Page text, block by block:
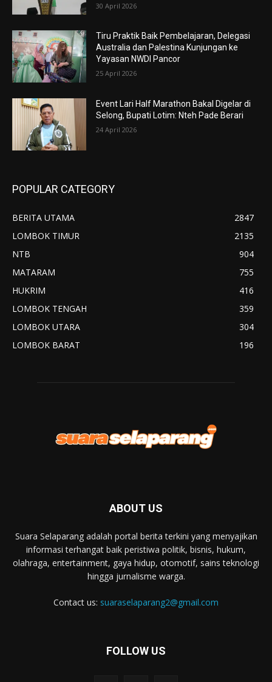
30 April 2026
Tiru Praktik Baik Pembelajaran, Delegasi
Australia dan Palestina Kunjungan ke
Yayasan NWDI Pancor
25 April 2026
Event Lari Half Marathon Bakal Digelar di
Selong, Bupati Lotim: Nteh Pade Berari
24 April 2026
POPULAR CATEGORY
BERITA UTAMA
2847
LOMBOK TIMUR
2135
NTB
904
MATARAM
755
HUKRIM
416
LOMBOK TENGAH
359
LOMBOK UTARA
304
LOMBOK BARAT
196
ABOUT US
Suara Selaparang adalah portal berita terkini yang menyajikan
informasi terhangat baik peristiwa politik, bisnis, hukum,
olahraga, entertainment, gaya hidup, otomotif, sains teknologi
hingga jurnalisme warga.
Contact us: suaraselaparang2@gmail.com
FOLLOW US